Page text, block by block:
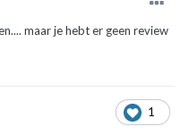
maar je hebt er geen review
1